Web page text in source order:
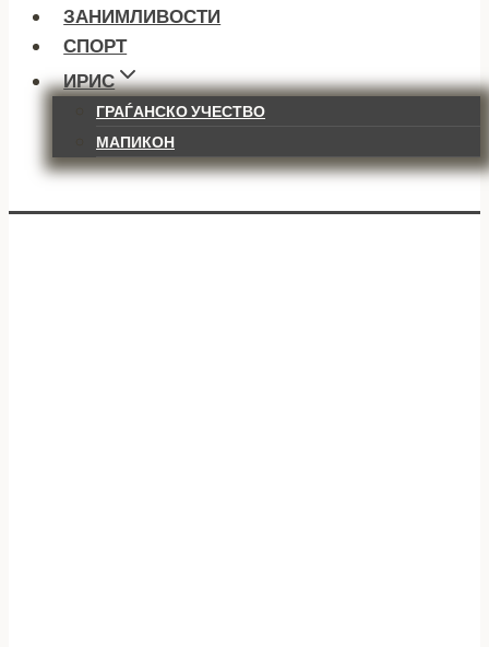
ЗАНИМЛИВОСТИ
СПОРТ
ИРИС
ГРАЃАНСКО УЧЕСТВО
МАПИКОН